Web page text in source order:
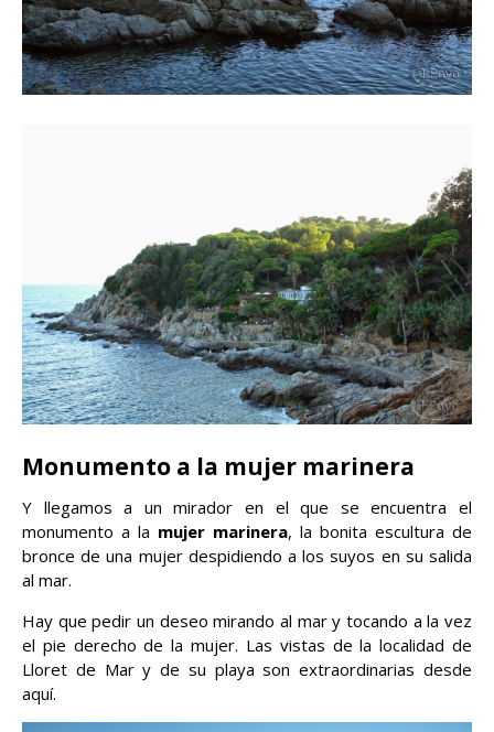
Monumento a la mujer marinera
Y llegamos a un mirador en el que se encuentra el
monumento a la mujer marinera, la bonita escultura de
bronce de una mujer despidiendo a los suyos en su salida
al mar.
Hay que pedir un deseo mirando al mar y tocando a la vez
el pie derecho de la mujer. Las vistas de la localidad de
Lloret de Mar y de su playa son extraordinarias desde
aquí.